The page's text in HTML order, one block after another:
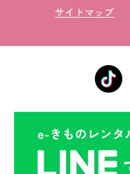
サイトマップ